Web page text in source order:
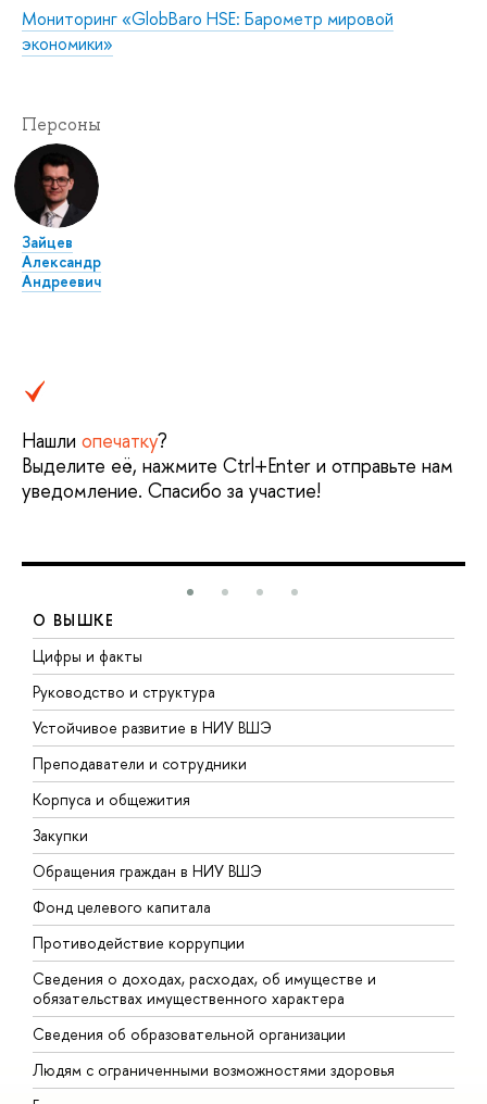
Мониторинг «GlobBaro HSE: Барометр мировой
экономики»
Персоны
Зайцев
Александр
Андреевич
Нашли опечатку?
Выделите её, нажмите Ctrl+Enter и отправьте нам
уведомление. Спасибо за участие!
О ВЫШКЕ
Цифры и факты
Руководство и структура
Устойчивое развитие в НИУ ВШЭ
Преподаватели и сотрудники
Корпуса и общежития
Закупки
Обращения граждан в НИУ ВШЭ
Фонд целевого капитала
Противодействие коррупции
Сведения о доходах, расходах, об имуществе и
обязательствах имущественного характера
Сведения об образовательной организации
Людям с ограниченными возможностями здоровья